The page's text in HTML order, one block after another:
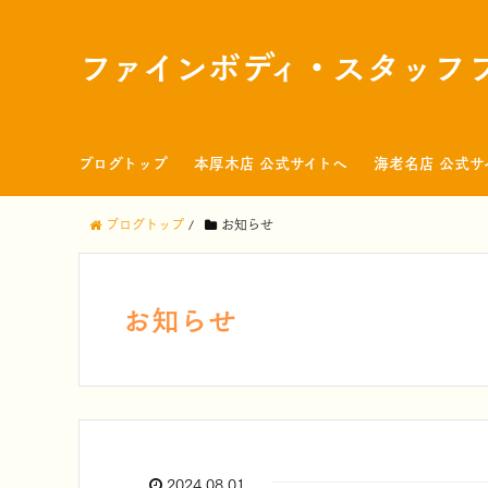
ファインボディ・スタッフ
ブログトップ 本厚木店 公式サイトへ 海老名店 公式サ
ブログトップ / お知らせ
お知らせ